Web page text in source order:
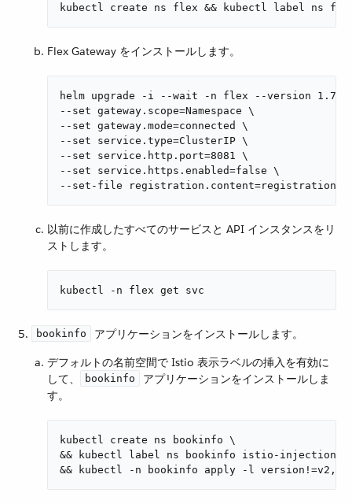
kubectl create ns flex && kubectl label ns
Flex Gateway をインストールします。
helm upgrade -i --wait -n flex --version
--set gateway.scope=Namespace \
--set gateway.mode=connected \
--set service.type=ClusterIP \
--set service.http.port=8081 \
--set service.https.enabled=false \
--set-file
以前に作成したすべてのサービスと API インスタンスをリ
ストします。
kubectl -n flex get svc
bookinfo
​ アプリケーションをインストールします。
デフォルトの名前空間で Istio 表示ラベルの挿入を有効に
して、​
bookinfo
​ アプリケーションをインストールしま
す。
kubectl create ns bookinfo \
&& kubectl label ns bookinfo istio-
&& kubectl -n bookinfo apply -l